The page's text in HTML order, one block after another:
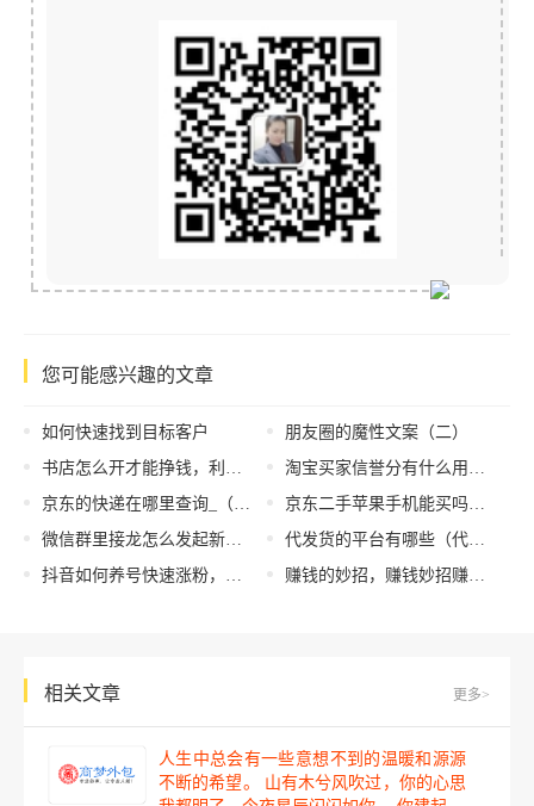
您可能感兴趣的文章
如何快速找到目标客户
书店怎么开才能挣钱，利润最大化的书店经营法？
京东的快递在哪里查询_（京东的快递在哪里查询手机号）
微信群里接龙怎么发起新的接龙，微信群里接龙怎么发起新的苹果手机？
抖音如何养号快速涨粉，抖音如何养号快速涨粉平台？
朋友圈的魔性文案（二）
淘宝买家信誉分有什么用（淘宝买家信誉分怎么提升）
京东二手苹果手机能买吗，苹果官网二手手机在哪买？
代发货的平台有哪些（代发货是什么）
赚钱的妙招，赚钱妙招赚钱多,又安全？
相关文章 更多>
人生中总会有一些意想不到的温暖和源源
不断的希望。 山有木兮风吹过，你的心思